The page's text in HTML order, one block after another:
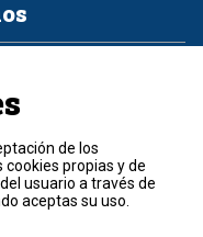
de los
cookies propias y de
usuario a través de
aceptas su uso.